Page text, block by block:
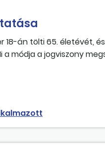
18-án tölti 65. életévét,
módja a jogviszony